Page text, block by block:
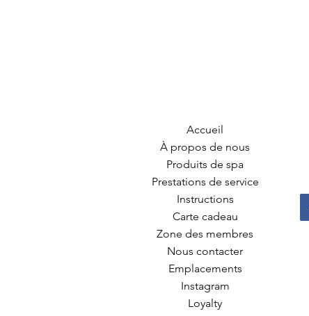
Accueil
À propos de nous
Produits de spa
Prestations de service
Instructions
Carte cadeau
Zone des membres
Nous contacter
Emplacements
Instagram
Loyalty